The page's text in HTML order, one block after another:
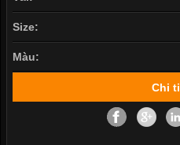
Size:
Màu:
Chi